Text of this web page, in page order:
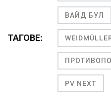
ТАГОВЕ:
ВАЙД БУЛ
PV NEXT